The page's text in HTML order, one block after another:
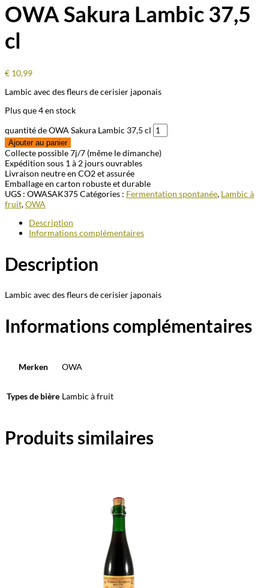
OWA Sakura Lambic 37,5
cl
€ 10,99
Lambic avec des fleurs de cerisier japonais
Plus que 4 en stock
quantité de OWA Sakura Lambic 37,5 cl
Ajouter au panier
Collecte possible 7j/7 (même le dimanche)
Expédition sous 1 à 2 jours ouvrables
Livraison neutre en CO2 et assurée
Emballage en carton robuste et durable
UGS : OWASAK375 Catégories : Fermentation spontanée, Lambic à
fruit,OWA
Description
Informations complémentaires
Description
Lambic avec des fleurs de cerisier japonais
Informations complémentaires
Merken OWA
Types de bière Lambic à fruit
Produits similaires